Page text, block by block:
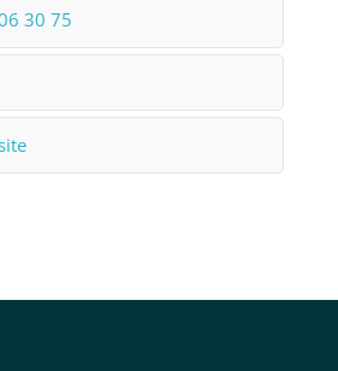
30 75